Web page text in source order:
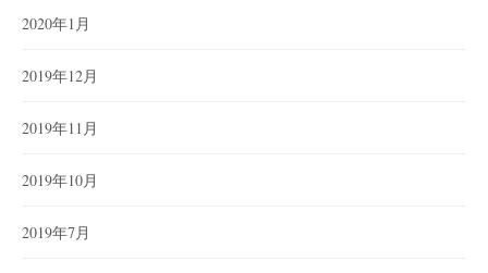
2020年1月
2019年12月
2019年11月
2019年10月
2019年7月